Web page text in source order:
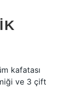
kafatası
ve 3 çift